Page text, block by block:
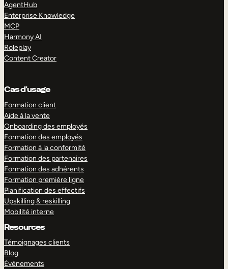
AgentHub
Enterprise Knowledge
MCP
Harmony AI
Roleplay
Content Creator
Cas d’usage
Formation client
Aide à la vente
Onboarding des employés
Formation des employés
Formation à la conformité
Formation des partenaires
Formation des adhérents
Formation première ligne
Planification des effectifs
Upskilling & reskilling
Mobilité interne
Resources
Témoignages clients
Blog
Événements